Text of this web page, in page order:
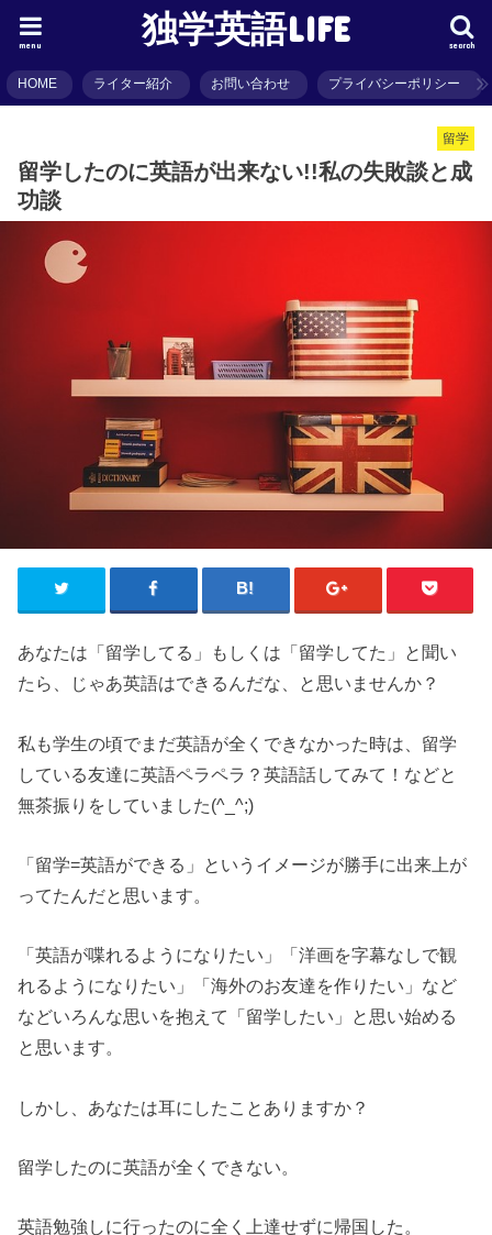
独学英語LIFE search
menu
HOME ライター紹介 お問い合わせ プライバシーポリシー
留学
留学したのに英語が出来ない!!私の失敗談と成
功談
あなたは「留学してる」もしくは「留学してた」と聞い
たら、じゃあ英語はできるんだな、と思いませんか？
私も学生の頃でまだ英語が全くできなかった時は、留学
している友達に英語ペラペラ？英語話してみて！などと
無茶振りをしていました(^_^;)
「留学=英語ができる」というイメージが勝手に出来上が
ってたんだと思います。
「英語が喋れるようになりたい」「洋画を字幕なしで観
れるようになりたい」「海外のお友達を作りたい」など
などいろんな思いを抱えて「留学したい」と思い始める
と思います。
しかし、あなたは耳にしたことありますか？
留学したのに英語が全くできない。
英語勉強しに行ったのに全く上達せずに帰国した。